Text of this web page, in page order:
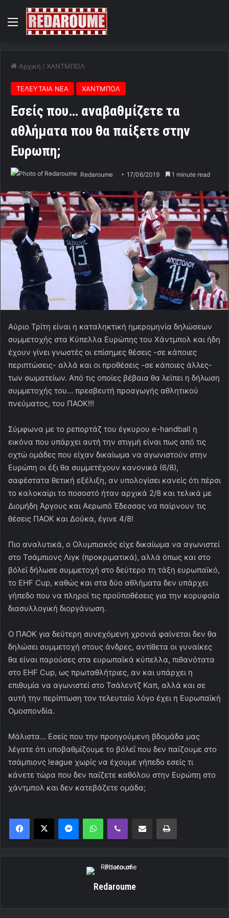
Menu
Αρχική / ΧΑΝΤΜΠΟΛ
ΤΕΛΕΥΤΑΙΑ ΝΕΑ ΧΑΝΤΜΠΟΛ
Εσείς που… αναβαθμίζετε τα
αθλήματα που θα παίξετε στην
Ευρωπη;
Redaroume 17/06/2019 1 minute read
Αύριο Τρίτη είναι η καταληκτική ημερομηνία δηλώσεων
συμμετοχής στα Κύπελλα Ευρώπης του Χάντμπολ και ήδη
έχουν γίνει γνωστές οι επίσημες θέσεις -σε κάποιες
περιπτώσεις- αλλά και οι προθέσεις -σε κάποιες άλλες-
των σωματείων. Από τις οποίες βέβαια θα λείπει η δήλωση
συμμετοχής του… πρεσβευτή προαγωγής αθλητικού
πνεύματος, του ΠΑΟΚ!!!
Σύμφωνα με το ρεπορτάζ του έγκυρου e-handball η
εικόνα που υπάρχει αυτή την στιγμή είναι πως από τις
οχτώ ομάδες που είχαν δικαίωμα να αγωνιστούν στην
Ευρώπη οι έξι θα συμμετέχουν κανονικά (6/8),
σαφέστατα θετική εξέλιξη, αν υπολογίσει κανείς ότι πέρσι
το καλοκαίρι το ποσοστό ήταν αρχικά 2/8 και τελικά με
Διομήδη Άργους και Αερωπό Έδεσσας να παίρνουν τις
θέσεις ΠΑΟΚ και Δούκα, έγινε 4/8!
Πιο αναλυτικά, ο Ολυμπιακός είχε δικαίωμα να αγωνιστεί
στο Τσάμπιονς Λιγκ (προκριματικά), αλλά όπως και στο
βόλεϊ δήλωσε συμμετοχή στο δεύτερο τη τάξη ευρωπαϊκό,
το EHF Cup, καθώς και στα δύο αθλήματα δεν υπάρχει
γήπεδο που να πληροί τις προϋποθέσεις για την κορυφαία
διασυλλογική διοργάνωση.
Ο ΠΑΟΚ για δεύτερη συνεχόμενη χρονιά φαίνεται δεν θα
δηλώσει συμμετοχή στους άνδρες, αντίθετα οι γυναίκες
θα είναι παρούσες στα ευρωπαϊκά κύπελλα, πιθανότατα
στο EHF Cup, ως πρωταθλήτριες, αν και υπάρχει η
επιθυμία να αγωνιστεί στο Τσάλεντζ Καπ, αλλά και σε
αυτή την περίπτωση τον τελευταίο λόγο έχει η Ευρωπαϊκή
Ομοσπονδία.
Μάλιστα… Εσείς που την προηγούμενη βδομάδα μας
λέγατε ότι υποβαθμίζουμε το βόλεΐ που δεν παίζουμε στο
τσάμπιονς league χωρίς να έχουμε γήπεδο εσείς τι
κάνετε τώρα που δεν παίζετε καθόλου στην Ευρώπη στο
χάντμπολ και δεν κατεβάζετε ομάδα;
MessengerWhatsAppViber Κοινοποίηση μέσω ηλεκτρονικού ταχυδρομείουΕκτύπωση
Redaroume